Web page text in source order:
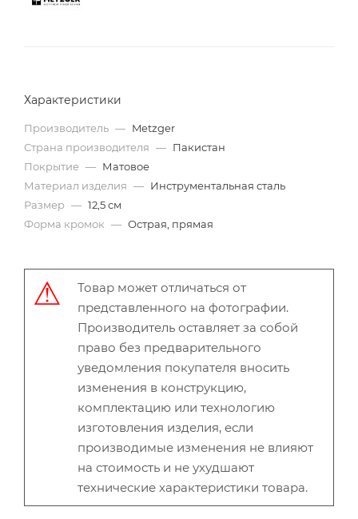
Характеристики
Производитель — Metzger
Страна производителя — Пакистан
Покрытие — Матовое
Материал изделия — Инструментальная сталь
Размер — 12,5 см
Форма кромок — Острая, прямая
Товар может отличаться от
представленного на фотографии.
Производитель оставляет за собой
право без предварительного
уведомления покупателя вносить
изменения в конструкцию,
комплектацию или технологию
изготовления изделия, если
производимые изменения не влияют
на стоимость и не ухудшают
технические характеристики товара.